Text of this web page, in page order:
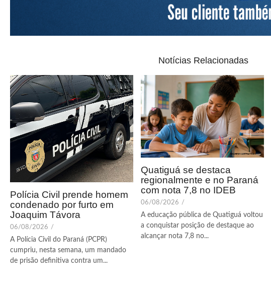
Notícias Relacionadas
Polícia Civil prende homem
condenado por furto em
Joaquim Távora
06/08/2026 /
A Polícia Civil do Paraná (PCPR)
cumpriu, nesta semana, um mandado
de prisão definitiva contra um...
Quatiguá se destaca
regionalmente e no Paraná
com nota 7,8 no IDEB
06/08/2026 /
A educação pública de Quatiguá voltou
a conquistar posição de destaque ao
alcançar nota 7,8 no...